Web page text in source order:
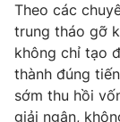
Video
VTV Money
Theo các
trung tháo gỡ
không chỉ tạo
thành đúng
sớm thu hồi
giải ngân,